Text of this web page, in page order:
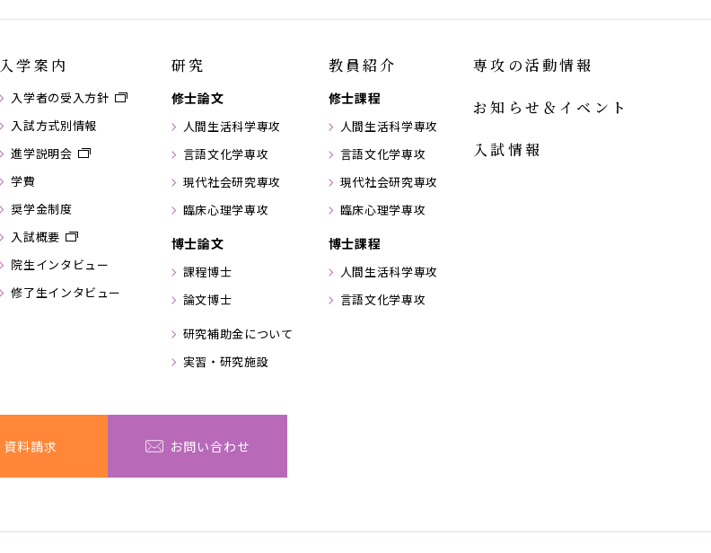
入学案内
入学者の受入方針
入試方式別情報
進学説明会
学費
奨学金制度
入試概要
院生インタビュー
修了生インタビュー
研究
修士論文
人間生活科学専攻
言語文化学専攻
現代社会研究専攻
臨床心理学専攻
博士論文
課程博士
論文博士
研究補助金について
実習・研究施設
教員紹介
修士課程
人間生活科学専攻
言語文化学専攻
現代社会研究専攻
臨床心理学専攻
博士課程
人間生活科学専攻
言語文化学専攻
専攻の活動情報
お知らせ＆イベント
入試情報
資料請求 お問い合わせ